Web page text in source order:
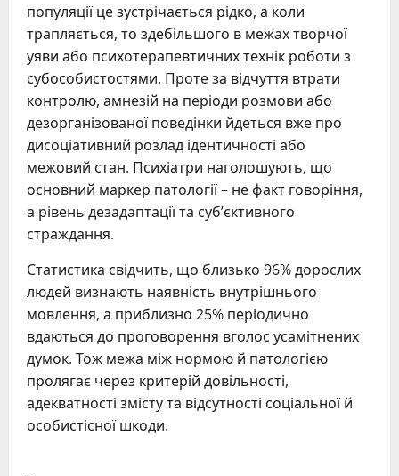
популяції це зустрічається рідко, а коли
трапляється, то здебільшого в межах творчої
уяви або психотерапевтичних технік роботи з
субособистостями. Проте за відчуття втрати
контролю, амнезій на періоди розмови або
дезорганізованої поведінки йдеться вже про
дисоціативний розлад ідентичності або
межовий стан. Психіатри наголошують, що
основний маркер патології – не факт говоріння,
а рівень дезадаптації та суб’єктивного
страждання.
Статистика свідчить, що близько 96% дорослих
людей визнають наявність внутрішнього
мовлення, а приблизно 25% періодично
вдаються до проговорення вголос усамітнених
думок. Тож межа між нормою й патологією
пролягає через критерій довільності,
адекватності змісту та відсутності соціальної й
особистісної шкоди.